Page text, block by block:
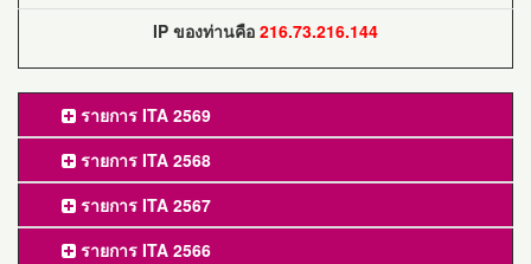
IP ของท่านคือ 216.73.216.144
รายการ ITA 2569
รายการ ITA 2568
รายการ ITA 2567
รายการ ITA 2566